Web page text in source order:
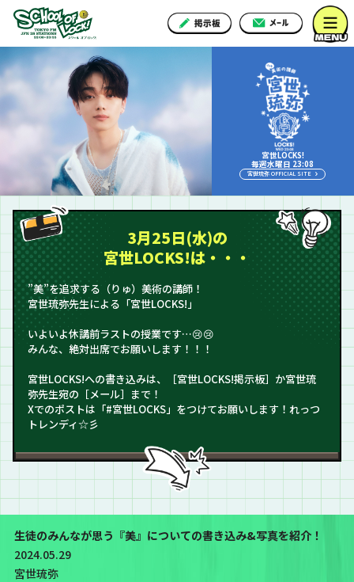
宮世LOCKS!
毎週水曜日 23:08
宮世琉弥 OFFICIAL SITE
3月25日(水)の
宮世LOCKS!は・・・
”美”を追求する（りゅ）美術の講師！
宮世琉弥先生による「宮世LOCKS!」
いよいよ休講前ラストの授業です…😢😢
みんな、絶対出席でお願いします！！！
宮世LOCKS!への書き込みは、［宮世LOCKS!掲示板］か宮世琉
弥先生宛の［メール］まで！
Xでのポストは「#宮世LOCKS」をつけてお願いします！れっつ
トレンディ☆彡
生徒のみんなが思う『美』についての書き込み&写真を紹介！
2024.05.29
宮世琉弥